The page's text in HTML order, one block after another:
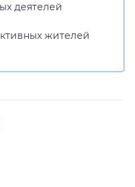
деятелей
жителей